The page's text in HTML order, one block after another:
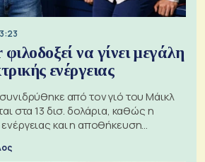
να γίνει μεγάλη
ενέργειας
από τον γιό του Μάικλ
στα 13 δισ. δολάρια, καθώς η
και η αποθήκευση